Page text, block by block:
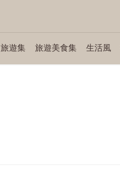
旅遊集 旅遊美食集 生活風